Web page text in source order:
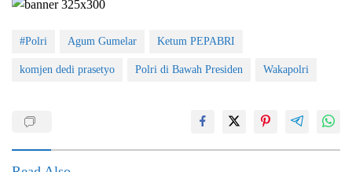
#Polri Agum Gumelar Ketum PEPABRI
komjen dedi prasetyo Polri di Bawah Presiden Wakapolri